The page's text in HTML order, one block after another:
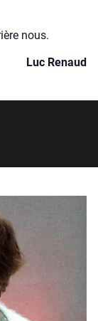
nous.
Luc Renaud